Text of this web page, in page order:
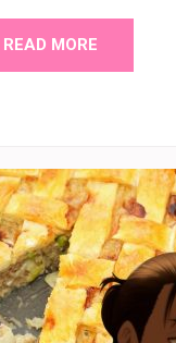
READ MORE